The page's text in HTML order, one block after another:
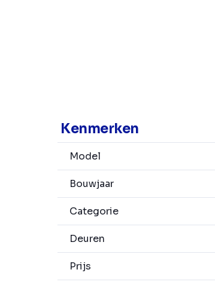
Kenmerken
Model
Bouwjaar
Categorie
Deuren
Prijs